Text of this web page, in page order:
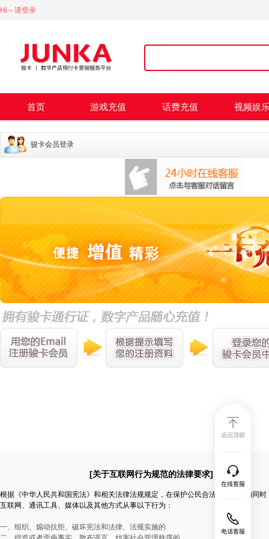
Hi～请登录
首页 游戏充值 话费充值 视频娱
骏卡会员登录
[关于互联网行为规范的法律要求]
根据《中华人民共和国宪法》和相关法律法规规定，在保护公民合法言论自由的同时
互联网、通讯工具、媒体以及其他方式从事以下行为：
一、组织、煽动抗拒、破坏宪法和法律、法规实施的